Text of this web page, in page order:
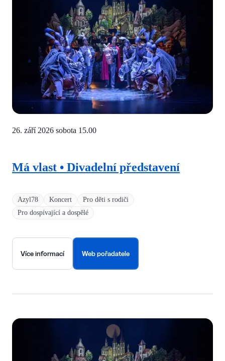
Azyl78 Koncert
Pro děti s rodiči
Pro dospívající a dospělé
Má vlast • Divadelní představení
26. září 2026 sobota 15.00
Více informací Web pořadatele